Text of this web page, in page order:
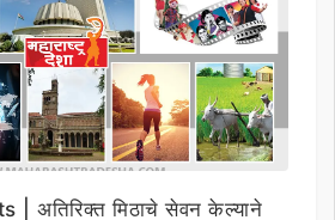
अतिरिक्त मिठाचे सेवन केल्याने